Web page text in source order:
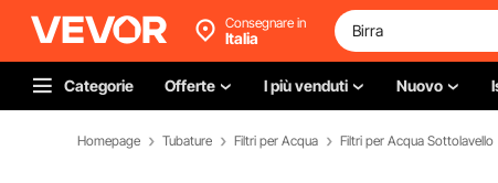
Consegnare in
Italia
Categorie Offerte I più venduti Nuovo
Homepage Tubature Filtri per Acqua Filtri per Acqua Sottolavello